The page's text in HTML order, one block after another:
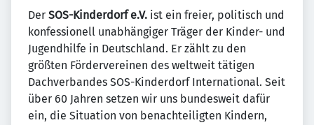
Der SOS-Kinderdorf e.V. ist ein freier, politisch und
konfessionell unabhängiger Träger der Kinder- und
Jugendhilfe in Deutschland. Er zählt zu den
größten Fördervereinen des weltweit tätigen
Dachverbandes SOS-Kinderdorf International. Seit
über 60 Jahren setzen wir uns bundesweit dafür
ein, die Situation von benachteiligten Kindern,